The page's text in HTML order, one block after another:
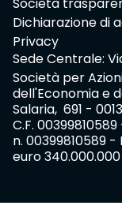
Società
Dichiarazione di
Privacy
Sede Centrale:
Società per
dell'Economia e
Salaria, 691 -
C.F.
n. 00399810589 -
euro 340.000.000